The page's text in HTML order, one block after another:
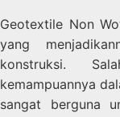
Geotextile Non
yang
konstruksi.
kemampuannya
sangat berguna